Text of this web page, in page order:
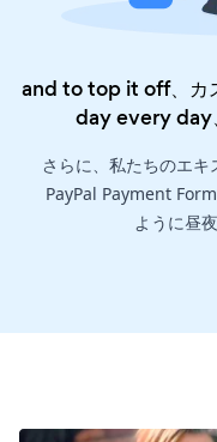
and to top it off、カ
day every day
さらに、私たちのエ
PayPal Payment
ように昼